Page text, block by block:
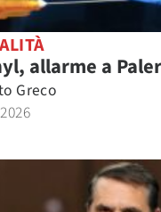
allarme a
Greco